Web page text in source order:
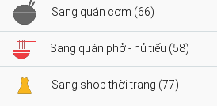
Sang quán cơm (66)
Sang quán phở - hủ tiếu (58)
Sang shop thời trang (77)